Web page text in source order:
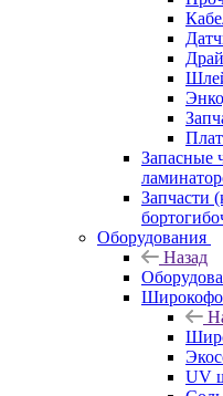
Запасные
Запчасти
Оборудования
Назад
UV